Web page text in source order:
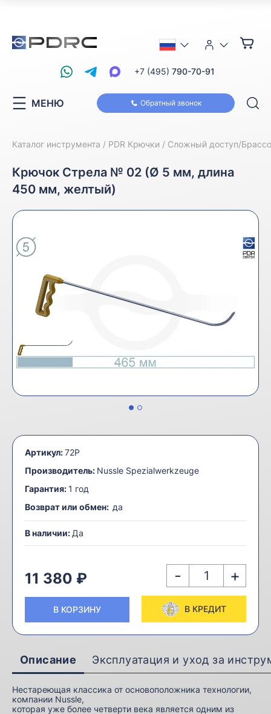
Обратный звонок
+7 (495) 790-70-91
МЕНЮ
Каталог инструмента PDR Крючки Сложный доступ/
Крючок Стрела № 02 (Ø 5 мм, длина
450 мм, желтый)
Артикул:72P
Производитель: Nussle Spezialwerkzeuge
Гарантия: 1 год
Возврат или обмен: да
В наличии: Да
11 380 ₽ - +
В КОРЗИНУ В КРЕДИТ
Описание Эксплуатация и уход за
Нестареющая классика от основоположника технологии,
компании Nussle,
которая уже более четверти века является одним из